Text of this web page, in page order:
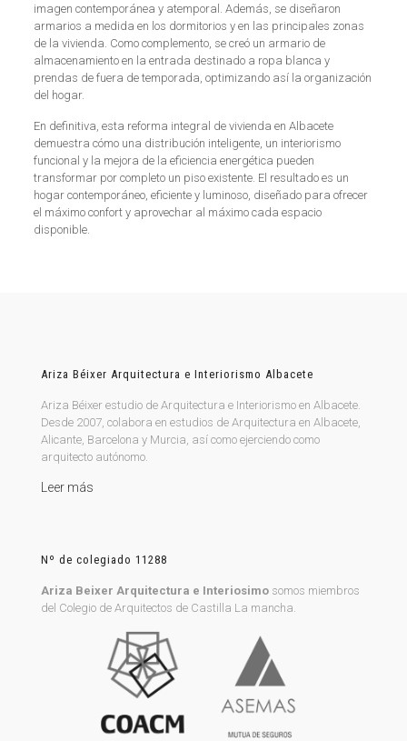
imagen contemporánea y atemporal. Además, se diseñaron
armarios a medida en los dormitorios y en las principales zonas
de la vivienda. Como complemento, se creó un armario de
almacenamiento en la entrada destinado a ropa blanca y
prendas de fuera de temporada, optimizando así la organización
del hogar.
En definitiva, esta reforma integral de vivienda en Albacete
demuestra cómo una distribución inteligente, un interiorismo
funcional y la mejora de la eficiencia energética pueden
transformar por completo un piso existente. El resultado es un
hogar contemporáneo, eficiente y luminoso, diseñado para ofrecer
el máximo confort y aprovechar al máximo cada espacio
disponible.
Ariza Béixer Arquitectura e Interiorismo Albacete
Ariza Béixer estudio de Arquitectura e Interiorismo en Albacete.
Desde 2007, colabora en estudios de Arquitectura en Albacete,
Alicante, Barcelona y Murcia, así como ejerciendo como
arquitecto autónomo.
Leer más
Nº de colegiado 11288
Ariza Beixer Arquitectura e Interiosimo somos miembros
del Colegio de Arquitectos de Castilla La mancha.